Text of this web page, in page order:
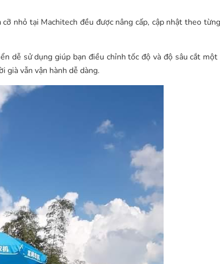
cỡ nhỏ tại Machitech đều được nâng cấp, cập nhật theo
dễ sử dụng giúp bạn điều chỉnh tốc độ và độ sâu cắt một
già vẫn vận hành dễ dàng.